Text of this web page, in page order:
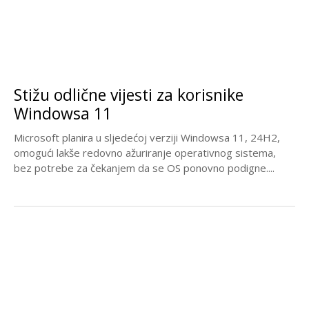
Stižu odlične vijesti za korisnike
Windowsa 11
Microsoft planira u sljedećoj verziji Windowsa 11, 24H2,
omogući lakše redovno ažuriranje operativnog sistema,
bez potrebe za čekanjem da se OS ponovno podigne....